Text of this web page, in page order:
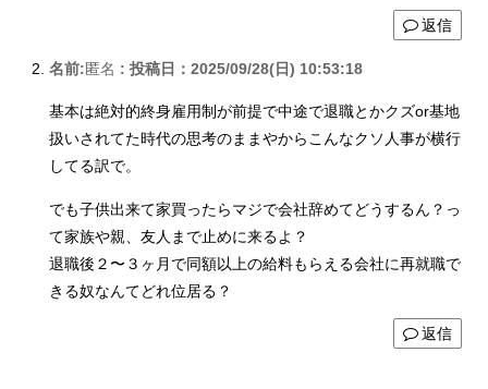
返信
名前:匿名 : 投稿日：2025/09/28(日) 10:53:18
基本は絶対的終身雇用制が前提で中途で退職とかクズor基地
扱いされてた時代の思考のままやからこんなクソ人事が横行
してる訳で。
でも子供出来て家買ったらマジで会社辞めてどうするん？っ
て家族や親、友人まで止めに来るよ？
退職後２〜３ヶ月で同額以上の給料もらえる会社に再就職で
きる奴なんてどれ位居る？
返信